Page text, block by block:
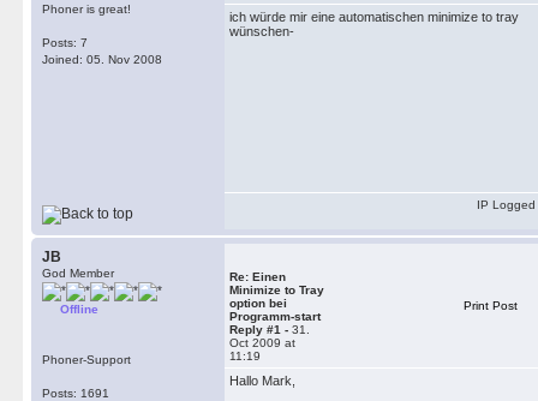
Phoner is great!
Posts: 7
Joined: 05. Nov 2008
ich würde mir eine automatischen minimize to tray
wünschen-
IP Logged
JB
God Member
Offline
Phoner-Support
Posts: 1691
Re: Einen
Minimize to Tray
option bei
Programm-start
Reply #1 - 31.
Oct 2009 at
11:19
Print Post
Hallo Mark,